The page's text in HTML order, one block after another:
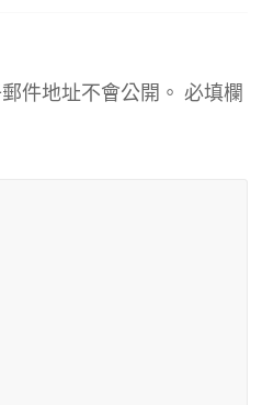
件地址不會公開。 必填欄